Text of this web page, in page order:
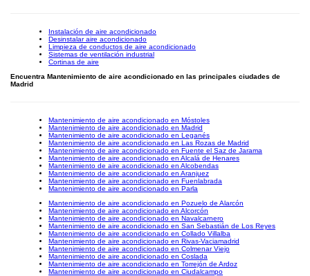
Instalación de aire acondicionado
Desinstalar aire acondicionado
Limpieza de conductos de aire acondicionado
Sistemas de ventilación industrial
Cortinas de aire
Encuentra Mantenimiento de aire acondicionado en las principales ciudades de
Madrid
Mantenimiento de aire acondicionado en Móstoles
Mantenimiento de aire acondicionado en Madrid
Mantenimiento de aire acondicionado en Leganés
Mantenimiento de aire acondicionado en Las Rozas de Madrid
Mantenimiento de aire acondicionado en Fuente el Saz de Jarama
Mantenimiento de aire acondicionado en Alcalá de Henares
Mantenimiento de aire acondicionado en Alcobendas
Mantenimiento de aire acondicionado en Aranjuez
Mantenimiento de aire acondicionado en Fuenlabrada
Mantenimiento de aire acondicionado en Parla
Mantenimiento de aire acondicionado en Pozuelo de Alarcón
Mantenimiento de aire acondicionado en Alcorcón
Mantenimiento de aire acondicionado en Navalcarnero
Mantenimiento de aire acondicionado en San Sebastián de Los Reyes
Mantenimiento de aire acondicionado en Collado Villalba
Mantenimiento de aire acondicionado en Rivas-Vaciamadrid
Mantenimiento de aire acondicionado en Colmenar Viejo
Mantenimiento de aire acondicionado en Coslada
Mantenimiento de aire acondicionado en Torrejón de Ardoz
Mantenimiento de aire acondicionado en Ciudalcampo